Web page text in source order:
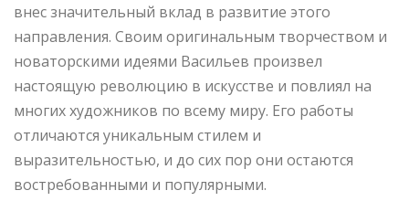
внес значительный вклад в развитие этого
направления. Своим оригинальным творчеством и
новаторскими идеями Васильев произвел
настоящую революцию в искусстве и повлиял на
многих художников по всему миру. Его работы
отличаются уникальным стилем и
выразительностью, и до сих пор они остаются
востребованными и популярными.